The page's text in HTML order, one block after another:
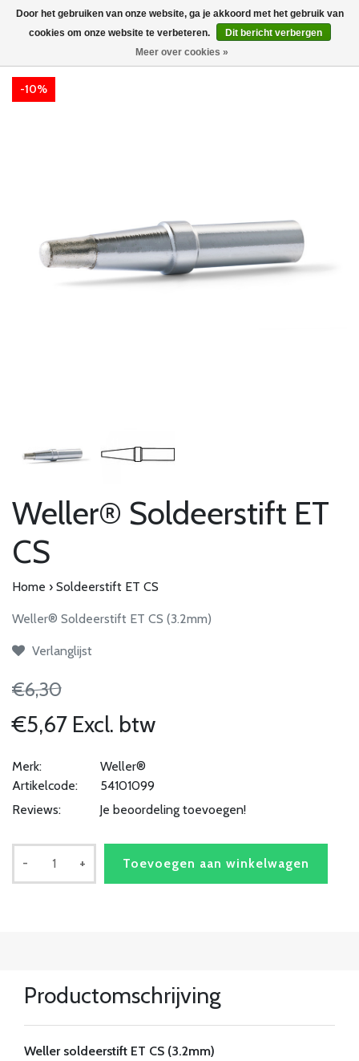
-10%
-10%
Weller® Soldeerstift ET
CS
Home › Soldeerstift ET CS
Weller® Soldeerstift ET CS (3.2mm)
Verlanglijst
€6,30
€5,67 Excl. btw
Merk:
Weller®
Artikelcode:
54101099
Reviews:
Je beoordeling toevoegen!
- + Toevoegen aan winkelwagen
Productomschrijving
Weller soldeerstift ET CS (3.2mm)
Door het gebruiken van onze website, ga je akkoord met het gebruik van
cookies om onze website te verbeteren.
Dit bericht verbergen
Meer over cookies »